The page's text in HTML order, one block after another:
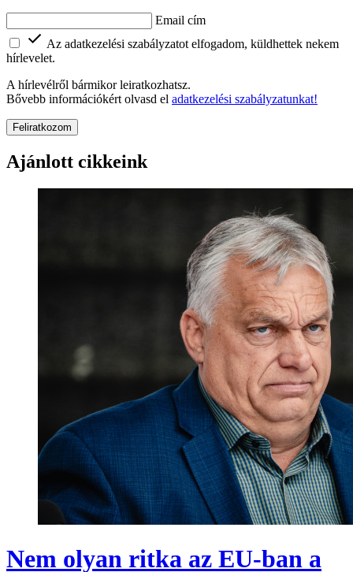
Email cím
Az adatkezelési szabályzatot elfogadom, küldhettek nekem
hírlevelet.
A hírlevélről bármikor leiratkozhatsz.
Bővebb információkért olvasd el adatkezelési szabályzatunkat!
Feliratkozom
Ajánlott cikkeink
Nem olyan ritka az EU-ban a